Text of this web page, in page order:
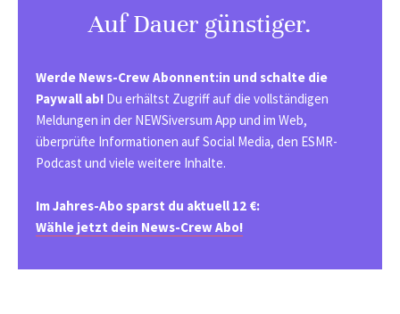
Auf Dauer günstiger.
Werde News-Crew Abonnent:in und schalte die
Paywall ab! Du erhältst Zugriff auf die vollständigen
Meldungen in der NEWSiversum App und im Web,
überprüfte Informationen auf Social Media, den ESMR-
Podcast und viele weitere Inhalte.
Im Jahres-Abo sparst du aktuell 12 €:
Wähle jetzt dein News-Crew Abo!